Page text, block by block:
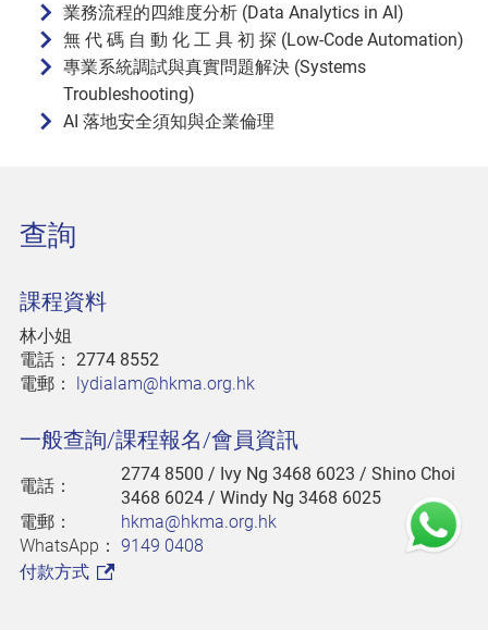
業務流程的四維度分析 (Data Analytics in AI)
無 代 碼 自 動 化 工 具 初 探 (Low-Code Automation)
專業系統調試與真實問題解決 (Systems
Troubleshooting)
AI 落地安全須知與企業倫理
查詢
課程資料
林小姐
電話： 2774 8552
電郵： lydialam@hkma.org.hk
一般查詢/課程報名/會員資訊
電話：
2774 8500 / Ivy Ng 3468 6023 / Shino Choi
3468 6024 / Windy Ng 3468 6025
電郵：
hkma@hkma.org.hk
WhatsApp： 9149 0408
付款方式